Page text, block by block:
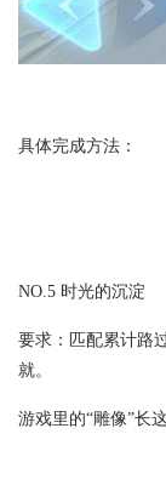
具体完成方法：
NO.5 时光的沉淀
要求：匹配累计路
就。
游戏里的“雕像”长